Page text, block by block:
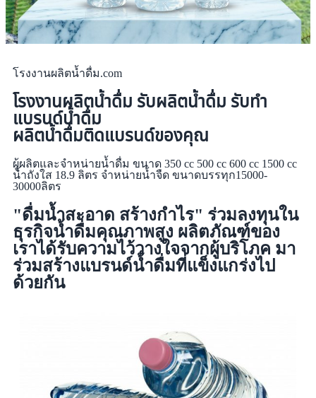
โรงงานผลิตน้ำดื่ม.com
โรงงานผลิตน้ำดื่ม รับผลิตน้ำดื่ม รับทำ
แบรนด์น้ำดื่ม
ผลิตน้ำดื่มติดแบรนด์ของคุณ
ผู้ผลิตและจำหน่ายน้ำดื่ม ขนาด 350 cc 500 cc 600 cc 1500 cc
น้ำถังใส 18.9 ลิตร จำหน่ายน้ำจืด ขนาดบรรทุก15000-
30000ลิตร
"ดื่มน้ำสะอาด สร้างกำไร" ร่วมลงทุนใน
ธุรกิจน้ำดื่มคุณภาพสูง ผลิตภัณฑ์ของ
เราได้รับความไว้วางใจจากผู้บริโภค มา
ร่วมสร้างแบรนด์น้ำดื่มที่แข็งแกร่งไป
ด้วยกัน